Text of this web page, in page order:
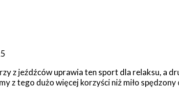
z jeźdźców uprawia ten sport dla relaksu, a
z tego dużo więcej korzyści niż miło